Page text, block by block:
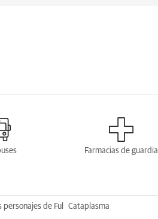
Farmacias de guardia
personajes de Ful Cataplasma